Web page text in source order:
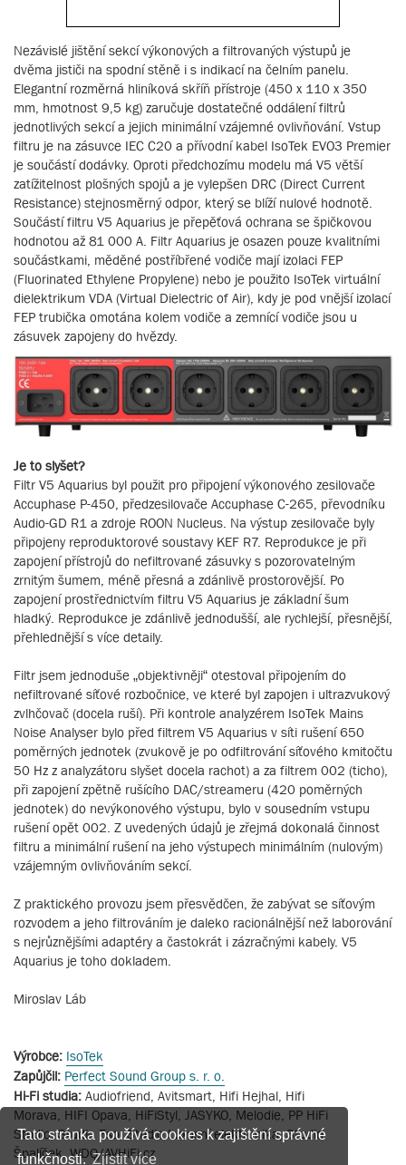
Tato stránka používá cookies k zajištění správné
funkčnosti. Zjistit více
Nezávislé jištění sekcí výkonových a filtrovaných výstupů je
dvěma jističi na spodní stěně i s indikací na čelním panelu.
Elegantní rozměrná hliníková skříň přístroje (450 x 110 x 350
mm, hmotnost 9,5 kg) zaručuje dostatečné oddálení filtrů
jednotlivých sekcí a jejich minimální vzájemné ovlivňování. Vstup
filtru je na zásuvce IEC C20 a přívodní kabel IsoTek EVO3 Premier
je součástí dodávky. Oproti předchozímu modelu má V5 větší
zatížitelnost plošných spojů a je vylepšen DRC (Direct Current
Resistance) stejnosměrný odpor, který se blíží nulové hodnotě.
Součástí filtru V5 Aquarius je přepěťová ochrana se špičkovou
hodnotou až 81 000 A. Filtr Aquarius je osazen pouze kvalitními
součástkami, měděné postříbřené vodiče mají izolaci FEP
(Fluorinated Ethylene Propylene) nebo je použito IsoTek virtuální
dielektrikum VDA (Virtual Dielectric of Air), kdy je pod vnější izolací
FEP trubička omotána kolem vodiče a zemnící vodiče jsou u
zásuvek zapojeny do hvězdy.
Je to slyšet?
Filtr V5 Aquarius byl použit pro připojení výkonového zesilovače
Accuphase P-450, předzesilovače Accuphase C-265, převodníku
Audio-GD R1 a zdroje ROON Nucleus. Na výstup zesilovače byly
připojeny reproduktorové soustavy KEF R7. Reprodukce je při
zapojení přístrojů do nefiltrované zásuvky s pozorovatelným
zrnitým šumem, méně přesná a zdánlivě prostorovější. Po
zapojení prostřednictvím filtru V5 Aquarius je základní šum
hladký. Reprodukce je zdánlivě jednodušší, ale rychlejší, přesnější,
přehlednější s více detaily.
Filtr jsem jednoduše „objektivněji“ otestoval připojením do
nefiltrované síťové rozbočnice, ve které byl zapojen i ultrazvukový
zvlhčovač (docela ruší). Při kontrole analyzérem IsoTek Mains
Noise Analyser bylo před filtrem V5 Aquarius v síti rušení 650
poměrných jednotek (zvukově je po odfiltrování síťového kmitočtu
50 Hz z analyzátoru slyšet docela rachot) a za filtrem 002 (ticho),
při zapojení zpětně rušícího DAC/streameru (420 poměrných
jednotek) do nevýkonového výstupu, bylo v sousedním vstupu
rušení opět 002. Z uvedených údajů je zřejmá dokonalá činnost
filtru a minimální rušení na jeho výstupech minimálním (nulovým)
vzájemným ovlivňováním sekcí.
Z praktického provozu jsem přesvědčen, že zabývat se síťovým
rozvodem a jeho filtrováním je daleko racionálnější než laborování
s nejrůznějšími adaptéry a častokrát i zázračnými kabely. V5
Aquarius je toho dokladem.
Miroslav Láb
Výrobce: IsoTek
Zapůjčil: Perfect Sound Group s. r. o.
Hi-Fi studia: Audiofriend, Avitsmart, Hifi Hejhal, Hifi
Morava, HIFI Opava, HiFiStyl, JASYKO, Melodie, PP HiFi
Studio, Studio Eso, Studio Luxusní elektronika, Studio
Špalíček, WDQ/AVHiFi.cz